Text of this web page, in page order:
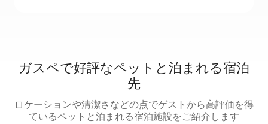
ガスペで好評なペットと泊まれる宿泊
先
ロケーションや清潔さなどの点でゲストから高評価を得
ているペットと泊まれる宿泊施設をご紹介します